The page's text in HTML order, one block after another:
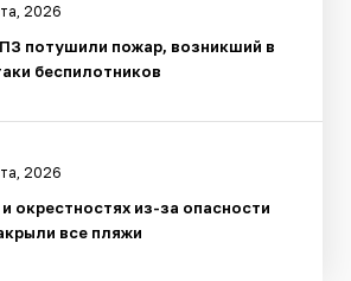
2026
потушили пожар, возникший в
беспилотников
2026
окрестностях из-за опасности
все пляжи